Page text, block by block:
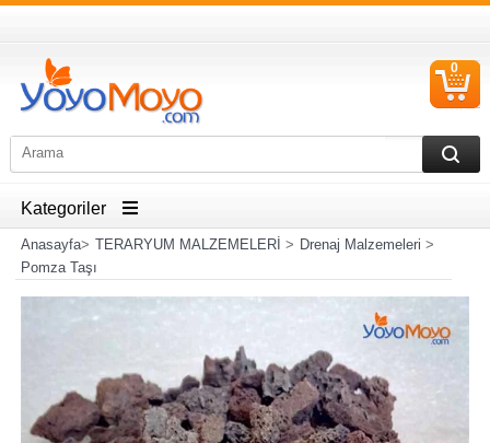
0
Kategoriler
Anasayfa> TERARYUM MALZEMELERİ > Drenaj Malzemeleri >
Pomza Taşı